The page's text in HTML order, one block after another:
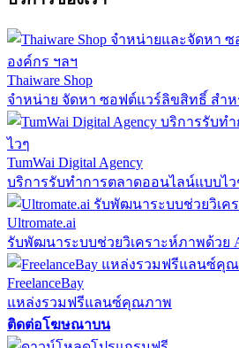
Thaiware Shop
จำหน่าย จัดหา ซอฟต์แวร์ลิขสิทธิ์ สำห
TumWai Digital Agency
บริการรับทำการตลาดออนไลน์แบบไว
Ultromate.ai
รับพัฒนาระบบช่วยวิเคราะห์ภาพด้วย
FreelanceBay
แหล่งรวมฟรีแลนซ์คุณภาพ
ติดต่อโฆษณาบน